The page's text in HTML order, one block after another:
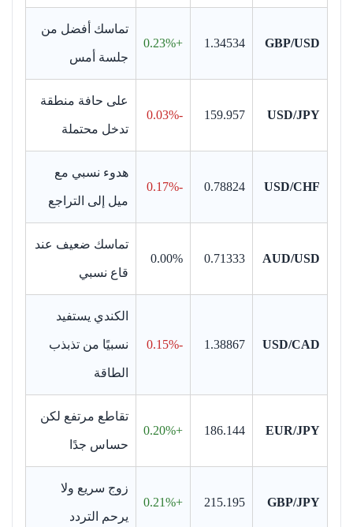
GBP/USD
1.34534
+0.23%
تماسك أفضل من
جلسة أمس
USD/JPY
159.957
-0.03%
على حافة منطقة
تدخل محتملة
USD/CHF
0.78824
-0.17%
هدوء نسبي مع
ميل إلى التراجع
AUD/USD
0.71333
0.00%
تماسك ضعيف عند
قاع نسبي
USD/CAD
1.38867
-0.15%
الكندي يستفيد
نسبيًا من تذبذب
الطاقة
EUR/JPY
186.144
+0.20%
تقاطع مرتفع لكن
حساس جدًا
GBP/JPY
215.195
+0.21%
زوج سريع ولا
يرحم التردد